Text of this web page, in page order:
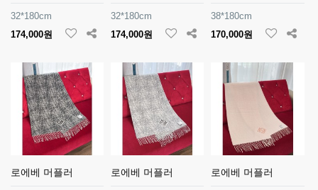
32*180cm
174,000원
32*180cm
174,000원
38*180cm
170,000원
로에베 머플러 로에베 머플러 로에베 머플러